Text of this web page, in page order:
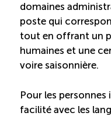
Facebook
LinkedIn
Vimeo
domaines
poste qui
tout en offrant un
humaines et une
voire saisonnière.
Pour les
facilité avec les